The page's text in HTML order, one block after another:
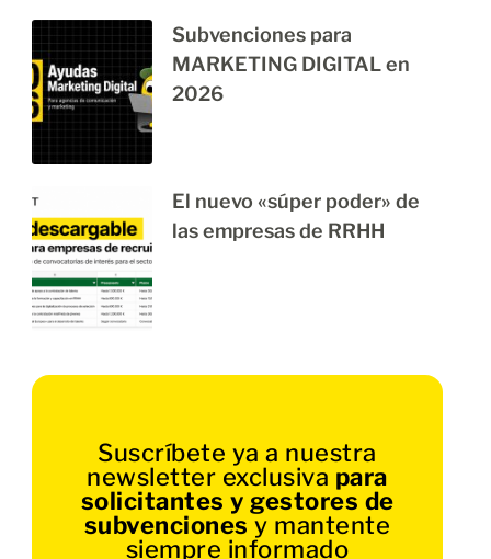
Subvenciones para
MARKETING DIGITAL en
2026
El nuevo «súper poder» de
las empresas de RRHH
Suscríbete ya a nuestra
newsletter exclusiva para
solicitantes y gestores de
subvenciones y mantente
siempre informado